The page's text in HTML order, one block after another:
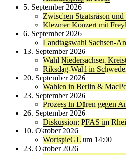
5. September 2026
Zwischen Staatsräson und
Klezmer-Konzert mit
6. September 2026
Landtagswahl Sachsen-
13. September 2026
Wahl Niedersachsen
Riksdag-Wahl in
20. September 2026
Wahlen in Berlin &
23. September 2026
Prozess in Düren gegen
26. September 2026
Diskussion: PFAS im
10. Oktober 2026
WortspieGL um 14:00
23. Oktober 2026